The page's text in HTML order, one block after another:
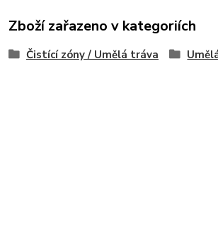
Zboží zařazeno v kategoriích
Čistící zóny / Umělá tráva